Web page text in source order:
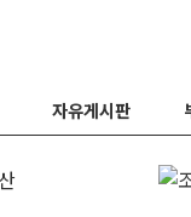
자유게시판